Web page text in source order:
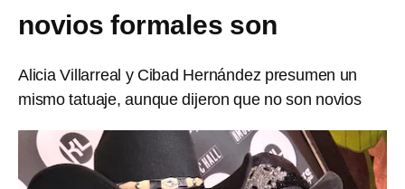
novios formales son
Alicia Villarreal y Cibad Hernández presumen un
mismo tatuaje, aunque dijeron que no son novios